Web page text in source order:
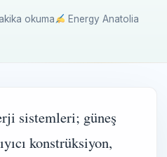
okuma Energy Anatolia
sistemleri; güneş
konstrüksiyon,